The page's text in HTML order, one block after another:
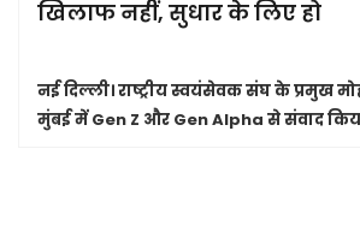
खिलाफ नहीं, सुधार के लिए हो
नई दिल्ली।राष्ट्रीय स्वयंसेवक संघ के प्रमुख
मुंबई में Gen Z और Gen Alpha से संवाद